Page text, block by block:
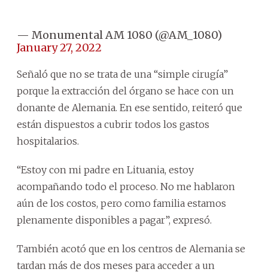
— Monumental AM 1080 (@AM_1080)
January 27, 2022
Señaló que no se trata de una “simple cirugía”
porque la extracción del órgano se hace con un
donante de Alemania. En ese sentido, reiteró que
están dispuestos a cubrir todos los gastos
hospitalarios.
“Estoy con mi padre en Lituania, estoy
acompañando todo el proceso. No me hablaron
aún de los costos, pero como familia estamos
plenamente disponibles a pagar”, expresó.
También acotó que en los centros de Alemania se
tardan más de dos meses para acceder a un